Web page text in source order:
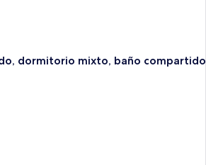
dormitorio mixto, baño compartido